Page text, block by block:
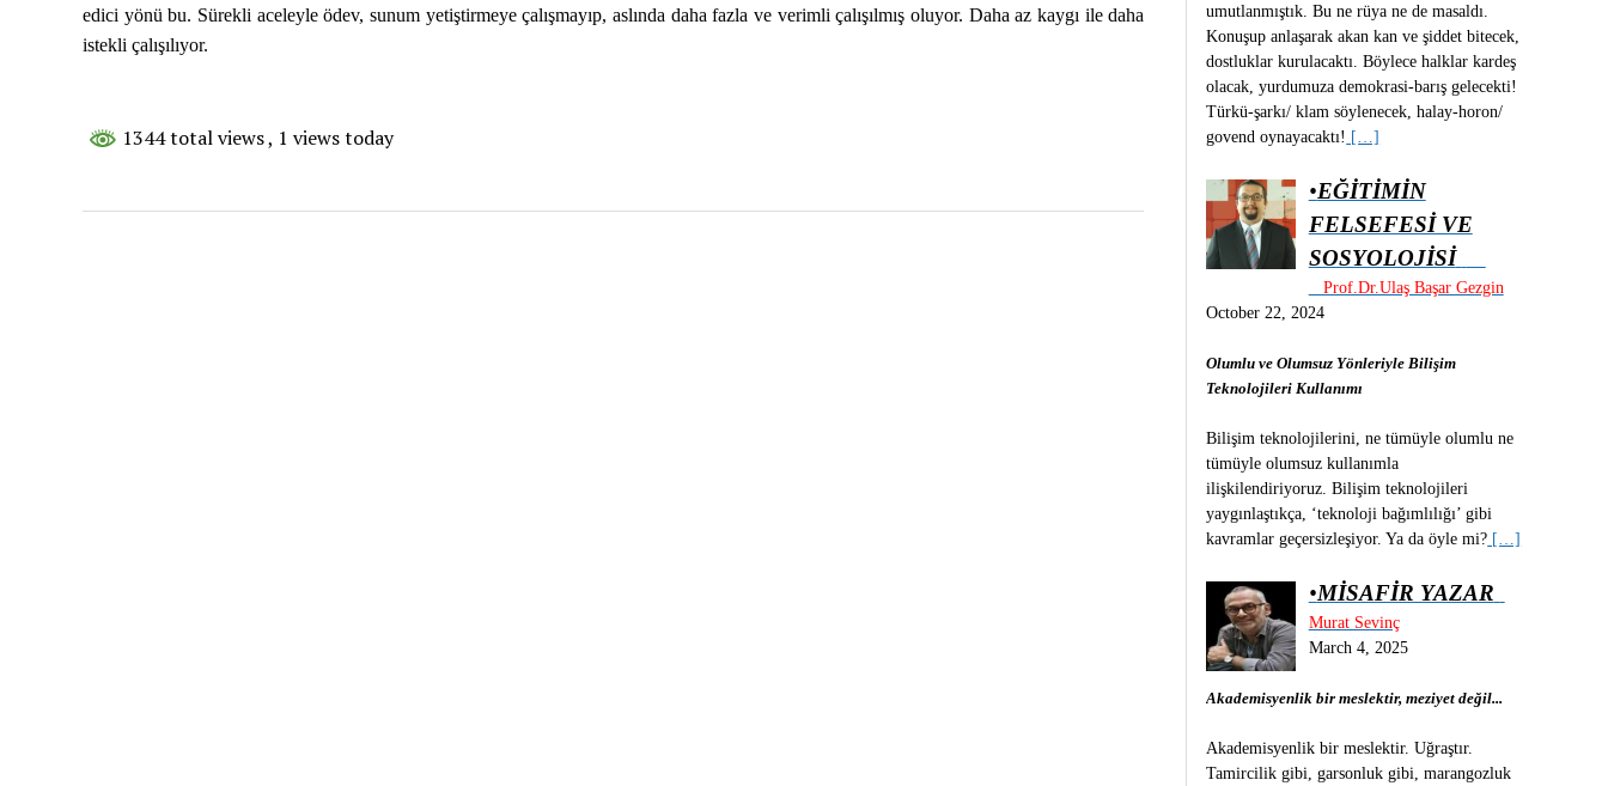
edici yönü bu. Sürekli aceleyle ödev, sunum yetiştirmeye çalışmayıp, aslında daha fazla ve verimli çalışılmış oluyor. Daha az kaygı ile daha
istekli çalışılıyor.
1344 total views, 1 views today
umutlanmıştık. Bu ne rüya ne de masaldı.
Konuşup anlaşarak akan kan ve şiddet bitecek,
dostluklar kurulacaktı. Böylece halklar kardeş
olacak, yurdumuza demokrasi-barış gelecekti!
Türkü-şarkı/ klam söylenecek, halay-horon/
govend oynayacaktı! […]
•EĞİTİMİN
FELSEFESİ VE
SOSYOLOJİSİ
Prof.Dr.Ulaş Başar Gezgin
October 22, 2024
Olumlu ve Olumsuz Yönleriyle Bilişim
Teknolojileri Kullanımı
Bilişim teknolojilerini, ne tümüyle olumlu ne
tümüyle olumsuz kullanımla
ilişkilendiriyoruz. Bilişim teknolojileri
yaygınlaştıkça, ‘teknoloji bağımlılığı’ gibi
kavramlar geçersizleşiyor. Ya da öyle mi? […]
•MİSAFİR YAZAR
Murat Sevinç
March 4, 2025
Akademisyenlik bir meslektir, meziyet değil...
Akademisyenlik bir meslektir. Uğraştır.
Tamircilik gibi, garsonluk gibi, marangozluk